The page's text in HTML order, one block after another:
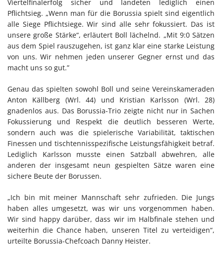
Viertelfinalerfolg sicher und landeten lediglich einen
Pflichtsieg. „Wenn man für die Borussia spielt sind eigentlich
alle Siege Pflichtsiege. Wir sind alle sehr fokussiert. Das ist
unsere große Stärke“, erläutert Boll lächelnd. „Mit 9:0 Sätzen
aus dem Spiel rauszugehen, ist ganz klar eine starke Leistung
von uns. Wir nehmen jeden unserer Gegner ernst und das
macht uns so gut.”
Genau das spielten sowohl Boll und seine Vereinskameraden
Anton Källberg (Wrl. 44) und Kristian Karlsson (Wrl. 28)
gnadenlos aus. Das Borussia-Trio zeigte nicht nur in Sachen
Fokussierung und Respekt die deutlich besseren Werte,
sondern auch was die spielerische Variabilität, taktischen
Finessen und tischtennisspezifische Leistungsfähigkeit betraf.
Lediglich Karlsson musste einen Satzball abwehren, alle
anderen der insgesamt neun gespielten Sätze waren eine
sichere Beute der Borussen.
„Ich bin mit meiner Mannschaft sehr zufrieden. Die Jungs
haben alles umgesetzt, was wir uns vorgenommen haben.
Wir sind happy darüber, dass wir im Halbfinale stehen und
weiterhin die Chance haben, unseren Titel zu verteidigen“,
urteilte Borussia-Chefcoach Danny Heister.